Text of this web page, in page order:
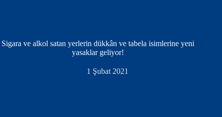
Sigara ve alkol satan yerlerin dükkân ve tabela isimlerine yeni
yasaklar geliyor!
1 Şubat 2021